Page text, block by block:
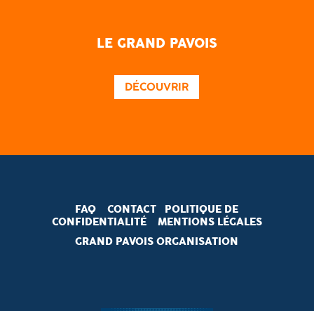
LE GRAND PAVOIS
DÉCOUVRIR
FAQ CONTACT POLITIQUE DE
CONFIDENTIALITÉ
MENTIONS LÉGALES
GRAND PAVOIS ORGANISATION